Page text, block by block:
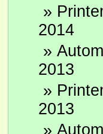
»
2014
»
2013
»
2013
»